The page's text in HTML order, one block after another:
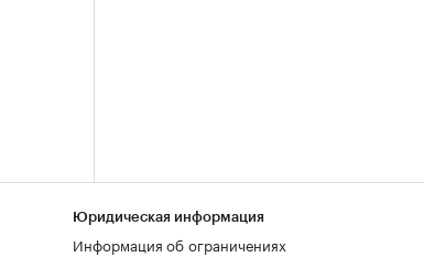
Юридическая информация
Информация об ограничениях